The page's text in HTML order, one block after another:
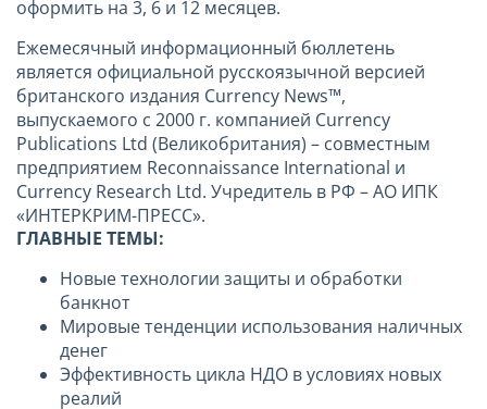
оформить на 3, 6 и 12 месяцев.
Ежемесячный информационный бюллетень
является официальной русскоязычной версией
британского издания Currency News™,
выпускаемого с 2000 г. компанией Currency
Publications Ltd (Великобритания) – совместным
предприятием Reconnaissance International и
Currency Research Ltd. Учредитель в РФ – АО ИПК
«ИНТЕРКРИМ-ПРЕСС».
ГЛАВНЫЕ ТЕМЫ:
Новые технологии защиты и обработки
банкнот
Мировые тенденции использования наличных
денег
Эффективность цикла НДО в условиях новых
реалий